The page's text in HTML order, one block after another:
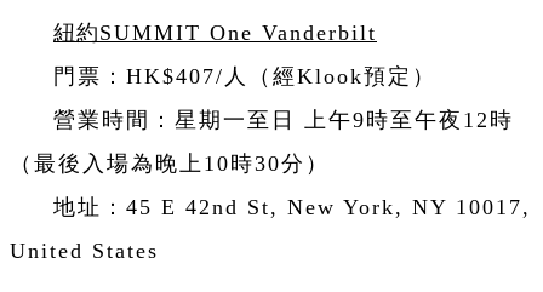
紐約SUMMIT One Vanderbilt
門票：HK$407/人（經Klook預定）
營業時間：星期一至日 上午9時至午夜12時
（最後入場為晚上10時30分）
地址：45 E 42nd St, New York, NY 10017,
United States